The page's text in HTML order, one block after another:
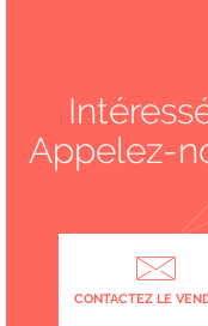
Appelez-
CONTACTEZ LE